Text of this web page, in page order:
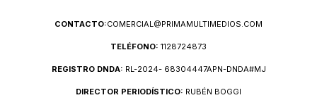
CONTACTO:COMERCIAL@PRIMAMULTIMEDIOS.COM
TELÉFONO: 1128724873
REGISTRO DNDA: RL-2024- 68304447APN-DNDA#MJ
DIRECTOR PERIODÍSTICO: RUBÉN BOGGI